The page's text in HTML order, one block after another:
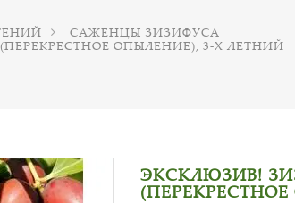
САЖЕНЦЫ ЗИЗИФУСА
ОПЫЛЕНИЕ), 3-Х ЛЕТНИЙ
ЭКСКЛЮЗИВ!